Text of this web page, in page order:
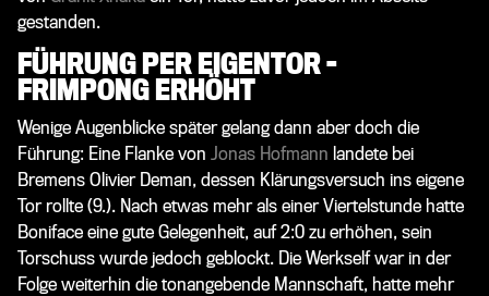
gestanden.
FÜHRUNG PER EIGENTOR -
FRIMPONG ERHÖHT
Wenige Augenblicke später gelang dann aber doch die
Führung: Eine Flanke von Jonas Hofmann landete bei
Bremens Olivier Deman, dessen Klärungsversuch ins eigene
Tor rollte (9.). Nach etwas mehr als einer Viertelstunde hatte
Boniface eine gute Gelegenheit, auf 2:0 zu erhöhen, sein
Torschuss wurde jedoch geblockt. Die Werkself war in der
Folge weiterhin die tonangebende Mannschaft, hatte mehr